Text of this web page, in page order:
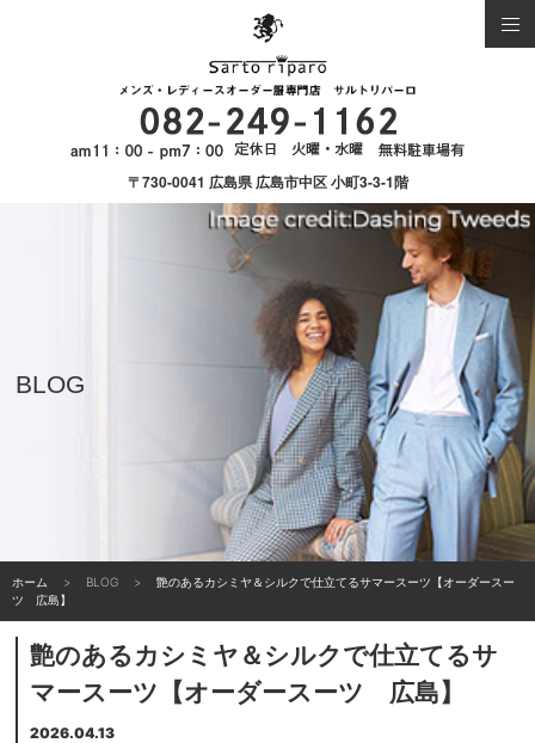
〒730-0041 広島県 広島市中区 小町3-3-1階
BLOG
ホーム BLOG
艶のあるカシミヤ＆シルクで仕立てるサマースーツ【オーダースー
ツ 広島】
艶のあるカシミヤ＆シルクで仕立てるサ
マースーツ【オーダースーツ 広島】
2026.04.13